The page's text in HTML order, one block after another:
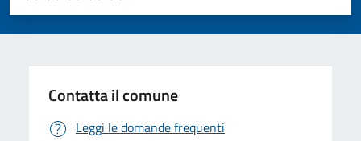
Valuta 5 stelle su 5
Valuta 4 stelle su 5
Valuta 3 stelle su 5
Valuta 2 stelle su 5
Valuta 1 stelle su 5
Contatta il comune
Leggi le domande frequenti